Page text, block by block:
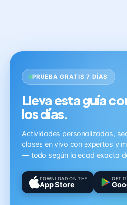
PRUEBA GRATIS 7 DÍAS
Lleva esta guía
los días.
Actividades personalizadas,
clases en vivo con expertos y
— todo según la edad exacta
DOWNLOAD ON THE
App Store
GET